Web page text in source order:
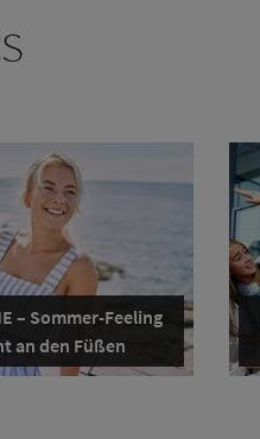
– Sommer-Feeling
an den Füßen